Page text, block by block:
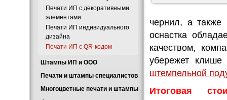
чернил, а также
оснастка
качеством,
убережет
штемпельной
Итоговая
Печати ИП с декоративными
элементами
Печати ИП индивидуального
дизайна
Печати ИП с QR-кодом
Штампы ИП и ООО
Печати и штампы специалистов
Многоцветные печати и штампы